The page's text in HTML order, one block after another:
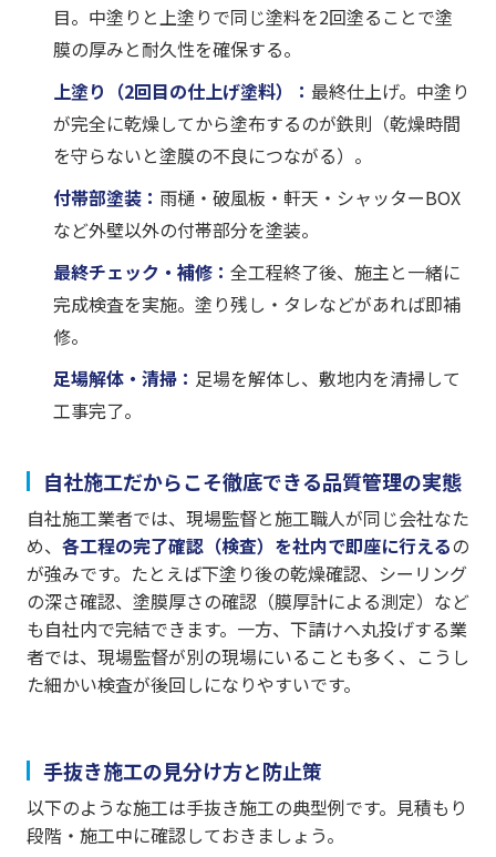
目。中塗りと上塗りで同じ塗料を2回塗ることで塗
膜の厚みと耐久性を確保する。
上塗り（2回目の仕上げ塗料）： 最終仕上げ。中塗り
が完全に乾燥してから塗布するのが鉄則（乾燥時間
を守らないと塗膜の不良につながる）。
付帯部塗装： 雨樋・破風板・軒天・シャッターBOX
など外壁以外の付帯部分を塗装。
最終チェック・補修： 全工程終了後、施主と一緒に
完成検査を実施。塗り残し・タレなどがあれば即補
修。
足場解体・清掃： 足場を解体し、敷地内を清掃して
工事完了。
自社施工だからこそ徹底できる品質管理の実態
自社施工業者では、現場監督と施工職人が同じ会社なた
め、 各工程の完了確認（検査）を社内で即座に行えるの
が強みです。たとえば下塗り後の乾燥確認、シーリング
の深さ確認、塗膜厚さの確認（膜厚計による測定）など
も自社内で完結できます。一方、下請けへ丸投げする業
者では、現場監督が別の現場にいることも多く、こうし
た細かい検査が後回しになりやすいです。
手抜き施工の見分け方と防止策
以下のような施工は手抜き施工の典型例です。見積もり
段階・施工中に確認しておきましょう。